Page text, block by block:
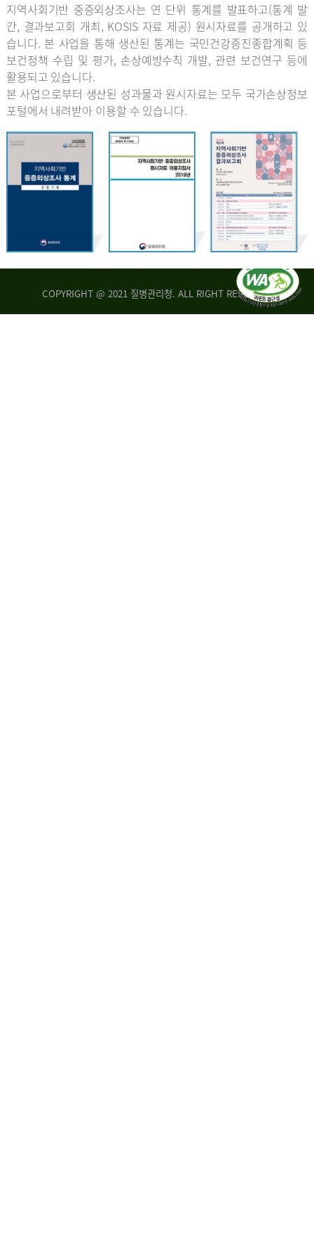
지역사회기반 중증외상조사는 연 단위 통계를 발표하고(통계 발
간, 결과보고회 개최, KOSIS 자료 제공) 원시자료를 공개하고 있
습니다. 본 사업을 통해 생산된 통계는 국민건강증진종합계획 등
보건정책 수립 및 평가, 손상예방수칙 개발, 관련 보건연구 등에
활용되고 있습니다.
본 사업으로부터 생산된 성과물과 원시자료는 모두 국가손상정보
포털에서 내려받아 이용할 수 있습니다.
COPYRIGHT @ 2021 질병관리청. ALL RIGHT RESERVED